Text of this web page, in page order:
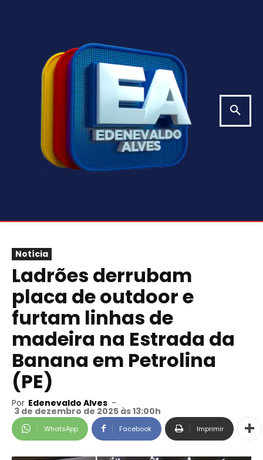
Notícia
Ladrões derrubam
placa de outdoor e
furtam linhas de
madeira na Estrada da
Banana em Petrolina
(PE)
Por Edenevaldo Alves -
3 de dezembro de 2025 às 13:00h
WhatsApp Facebook Imprimir